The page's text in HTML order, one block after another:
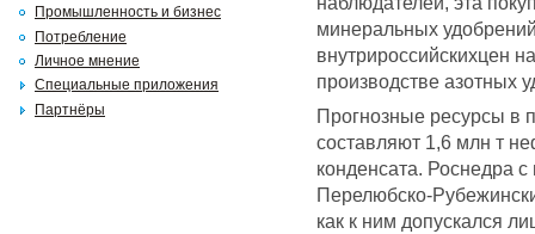
минеральных
внутрироссийскихцен
производстве азотных
Прогнозные ресурсы в
составляют 1,6 млн т
конденсата. Роснедра с
Перелюбско-
как к ним допускался
Промышленность и бизнес
Потребление
Личное мнение
Специальные приложения
Партнёры